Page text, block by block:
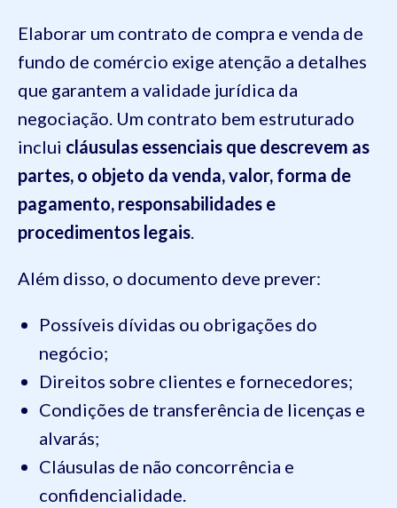
Elaborar um contrato de compra e venda de
fundo de comércio exige atenção a detalhes
que garantem a validade jurídica da
negociação. Um contrato bem estruturado
inclui cláusulas essenciais que descrevem as
partes, o objeto da venda, valor, forma de
pagamento, responsabilidades e
procedimentos legais
Além disso, o documento deve prever:
Possíveis dívidas ou obrigações do
negócio;
Direitos sobre clientes e fornecedores;
Condições de transferência de licenças e
alvarás;
Cláusulas de não concorrência e
confidencialidade.